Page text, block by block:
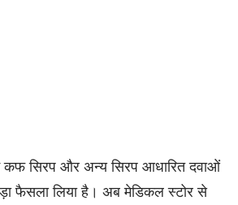
सिरप और अन्य सिरप आधारित दवाओं
फैसला लिया है। अब मेडिकल स्टोर से